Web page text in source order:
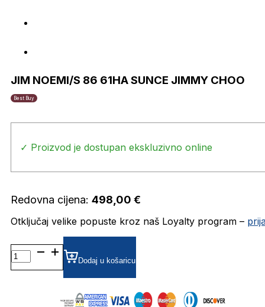
JIM NOEMI/S 86 61HA SUNCE JIMMY CHOO
Best Buy
✓ Proizvod je dostupan ekskluzivno online
Redovna cijena: 498,00 €
Otključaj velike popuste kroz naš Loyalty program –
JIM
NOEMI/S
86
Dodaj u košaricu